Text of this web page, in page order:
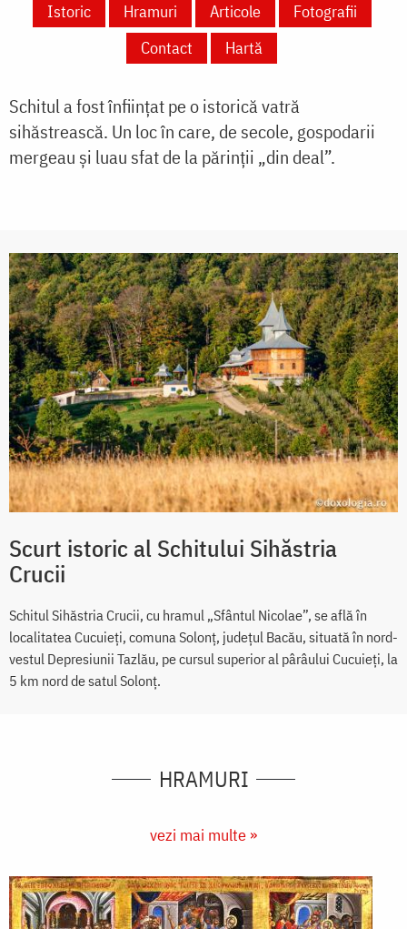
Istoric Hramuri Articole
Fotografii
Contact
Hartă
Schitul a fost înființat pe o istorică vatră
sihăstrească. Un loc în care, de secole, gospodarii
mergeau și luau sfat de la părinții „din deal”.
Scurt istoric al Schitului Sihăstria
Crucii
Schitul Sihăstria Crucii, cu hramul „Sfântul Nicolae”, se află în
localitatea Cucuieţi, comuna Solonţ, județul Bacău, situată în nord-
vestul Depresiunii Tazlău, pe cursul superior al pârâului Cucuieţi, la
5 km nord de satul Solonţ.
HRAMURI
vezi mai multe »